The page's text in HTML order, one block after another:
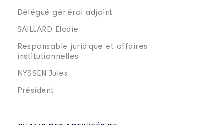
Délégué général adjoint
SAILLARD Elodie
Responsable juridique et affaires
institutionnelles
NYSSEN Jules
Président